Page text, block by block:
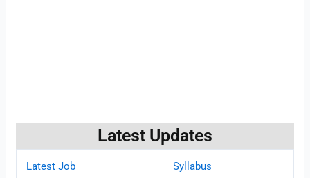
Latest Updates
Latest Job Syllabus